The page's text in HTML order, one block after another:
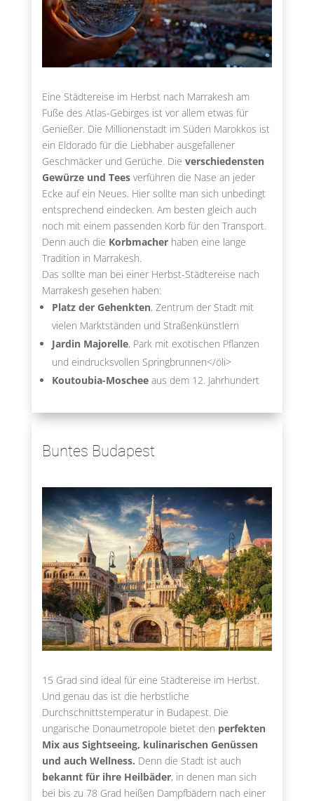
Eine Städtereise im Herbst nach Marrakesh am
Fuße des Atlas-Gebirges ist vor allem etwas für
Genießer. Die Millionenstadt im Süden Marokkos ist
ein Eldorado für die Liebhaber ausgefallener
Geschmäcker und Gerüche. Die verschiedensten
Gewürze und Teesverführen die Nase an jeder
Ecke auf ein Neues. Hier sollte man sich unbedingt
entsprechend eindecken. Am besten gleich auch
noch mit einem passenden Korb für den Transport.
Denn auch die Korbmacherhaben eine lange
Tradition in Marrakesh.
Das sollte man bei einer Herbst-Städtereise nach
Marrakesh gesehen haben:
Platz der Gehenkten, Zentrum der Stadt mit
vielen Marktständen und Straßenkünstlern
Jardin Majorelle, Park mit exotischen Pflanzen
und eindrucksvollen Springbrunnen</öli>
Koutoubia-Moscheeaus dem 12. Jahrhundert
Buntes Budapest
15 Grad sind ideal für eine Städtereise im Herbst.
Und genau das ist die herbstliche
Durchschnittstemperatur in Budapest. Die
ungarische Donaumetropole bietet den perfekten
Mix aus Sightseeing, kulinarischen Genüssen
und auch Wellness. Denn die Stadt ist auch
bekannt für ihre Heilbäder, in denen man sich
bei bis zu 78 Grad heißen Dampfbädern nach einer